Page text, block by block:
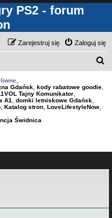
PS2 - forum
Zaloguj się
Zarejestruj się
Gdańsk kody rabatowe goodie
Tajny Komunikator
A1 domki letniskowe Gdańsk
Katalog stron LoveLifestyleNow
Świdnica